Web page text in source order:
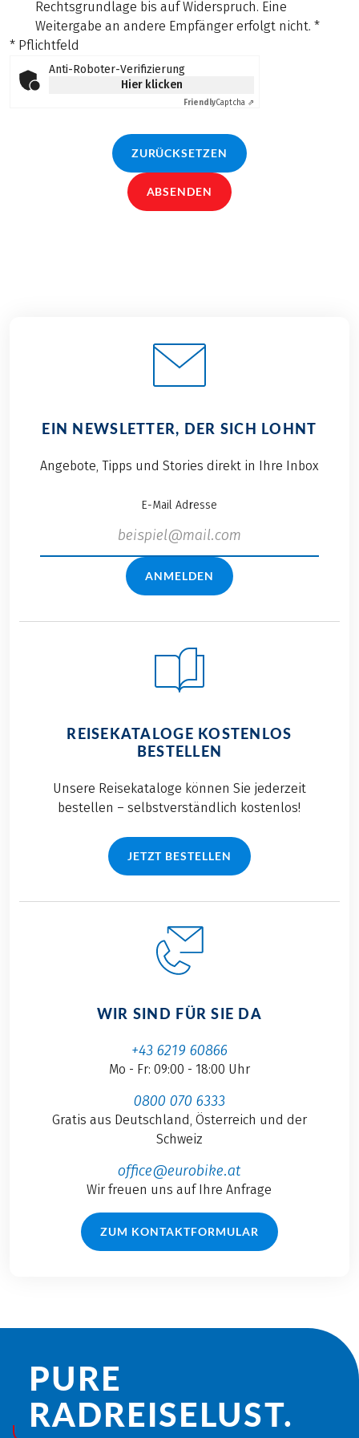
Rechtsgrundlage bis auf Widerspruch. Eine
Weitergabe an andere Empfänger erfolgt nicht. *
* Pflichtfeld
Anti-Roboter-Verifizierung
Hier klicken
FriendlyCaptcha ⇗
ZURÜCKSETZEN
ABSENDEN
EIN NEWSLETTER, DER SICH LOHNT
Angebote, Tipps und Stories direkt in Ihre Inbox
E-Mail Adresse
ANMELDEN
REISEKATALOGE KOSTENLOS
BESTELLEN
Unsere Reisekataloge können Sie jederzeit
bestellen – selbstverständlich kostenlos!
JETZT BESTELLEN
WIR SIND FÜR SIE DA
+43 6219 60866
Mo - Fr: 09:00 - 18:00 Uhr
0800 070 6333
Gratis aus Deutschland, Österreich und der
Schweiz
office@eurobike.at
Wir freuen uns auf Ihre Anfrage
ZUM KONTAKTFORMULAR
PURE
RADREISE­LUST.